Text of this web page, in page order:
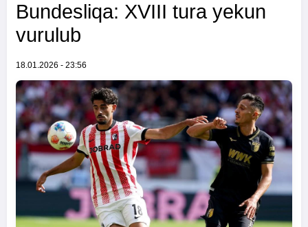
Bundesliqa: XVIII tura yekun
vurulub
18.01.2026 - 23:56